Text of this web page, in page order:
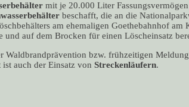
mit je 20.000 Liter
beschafft, die an die
am ehemaligen Goethebahnhof
auf dem Brocken für einen Löscheinsatz
bzw. frühzeitigen
ist auch der Einsatz von Streckenläufern.